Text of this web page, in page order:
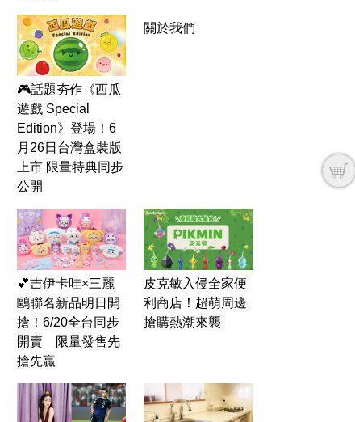
🎮話題夯作《西瓜
遊戲 Special
Edition》登場！6
月26日台灣盒裝版
上市 限量特典同步
公開
關於我們
💕吉伊卡哇×三麗
鷗聯名新品明日開
搶！6/20全台同步
開賣 限量發售先
搶先贏
皮克敏入侵全家便
利商店！超萌周邊
搶購熱潮來襲